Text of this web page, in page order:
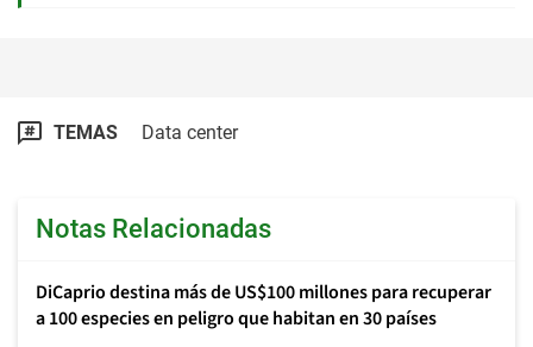
TEMAS Data center
Notas Relacionadas
DiCaprio destina más de US$100 millones para recuperar
a 100 especies en peligro que habitan en 30 países